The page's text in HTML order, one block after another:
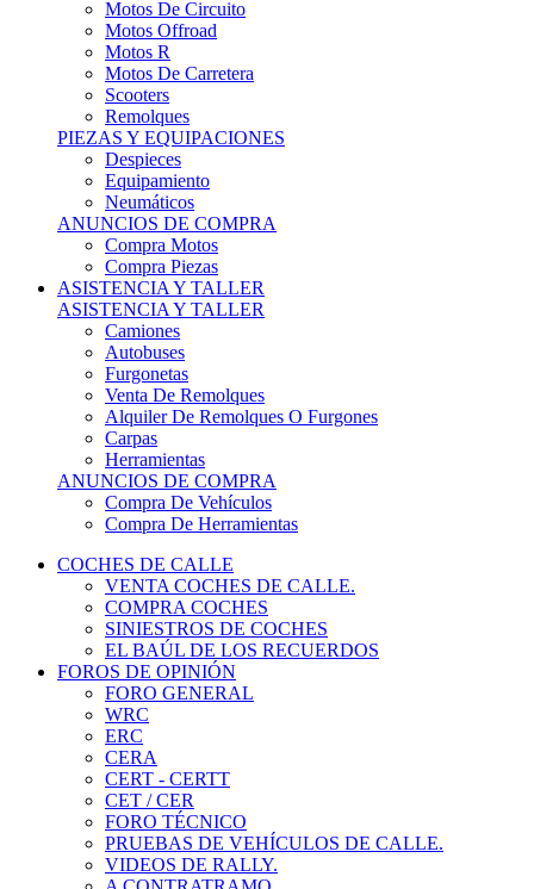
Motos R
Motos De Carretera
Scooters
Remolques
PIEZAS Y EQUIPACIONES
Despieces
Equipamiento
Neumáticos
ANUNCIOS DE COMPRA
Compra Motos
Compra Piezas
ASISTENCIA Y TALLER
ASISTENCIA Y TALLER
Camiones
Autobuses
Furgonetas
Venta De Remolques
Alquiler De Remolques O Furgones
Carpas
Herramientas
ANUNCIOS DE COMPRA
Compra De Vehículos
Compra De Herramientas
COCHES DE CALLE
VENTA COCHES DE CALLE.
COMPRA COCHES
SINIESTROS DE COCHES
EL BAÚL DE LOS RECUERDOS
FOROS DE OPINIÓN
FORO GENERAL
WRC
ERC
CERA
CERT - CERTT
CET / CER
FORO TÉCNICO
PRUEBAS DE VEHÍCULOS DE CALLE.
VIDEOS DE RALLY.
A CONTRATRAMO
TIENDA ONLINE